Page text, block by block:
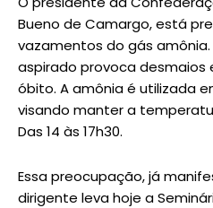
Bueno de Camargo, está
vazamentos do gás amônia.
aspirado provoca desmaios
óbito. A amônia é utilizada
visando manter a
Das 14 às 17h30.
Essa preocupação, já
dirigente leva hoje a